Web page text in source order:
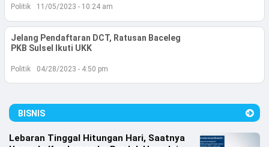
Olahraga
Bola
Opini
Politik 11/05/2023 - 10:24 am
Jelang Pendaftaran DCT, Ratusan Baceleg
PKB Sulsel Ikuti UKK
Politik 04/28/2023 - 4:50 pm
BISNIS
Lebaran Tinggal Hitungan Hari, Saatnya